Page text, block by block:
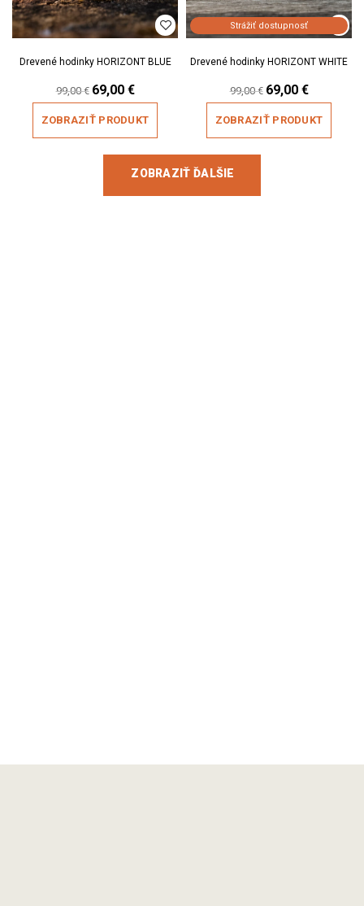
Drevené hodinky HORIZONT BLUE
99,00€ Original
price
was:
69,00 €Current
price
is:
ZOBRAZIŤ PRODUKT
Strážiť dostupnosť
Drevené hodinky HORIZONT WHITE
99,00€ Original
price
was:
69,00 €Current
price
is:
ZOBRAZIŤ PRODUKT